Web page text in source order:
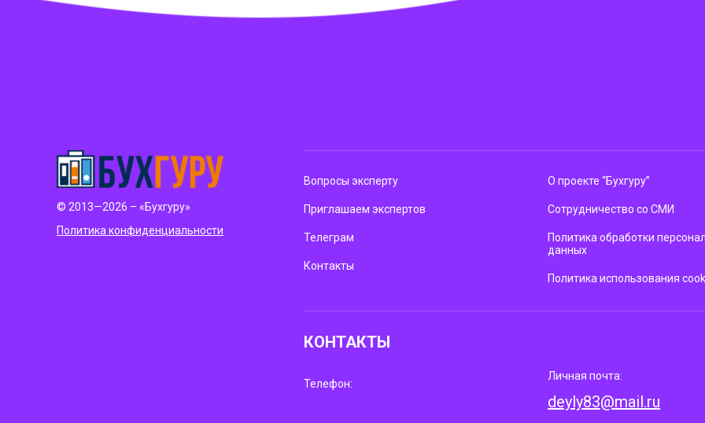
© 2013—2026 – «Бухгуру»
Политика конфиденциальности
Вопросы эксперту
Приглашаем экспертов
Телеграм
Контакты
О проекте “Бухгуру”
Сотрудничество со СМИ
Политика обработки
данных
Политика использования
КОНТАКТЫ
Телефон:
Личная почта:
deyly83@mail.ru